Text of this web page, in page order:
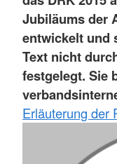
Jubiläums der
entwickelt und
Text nicht
festgelegt. Sie
Erläuterung der